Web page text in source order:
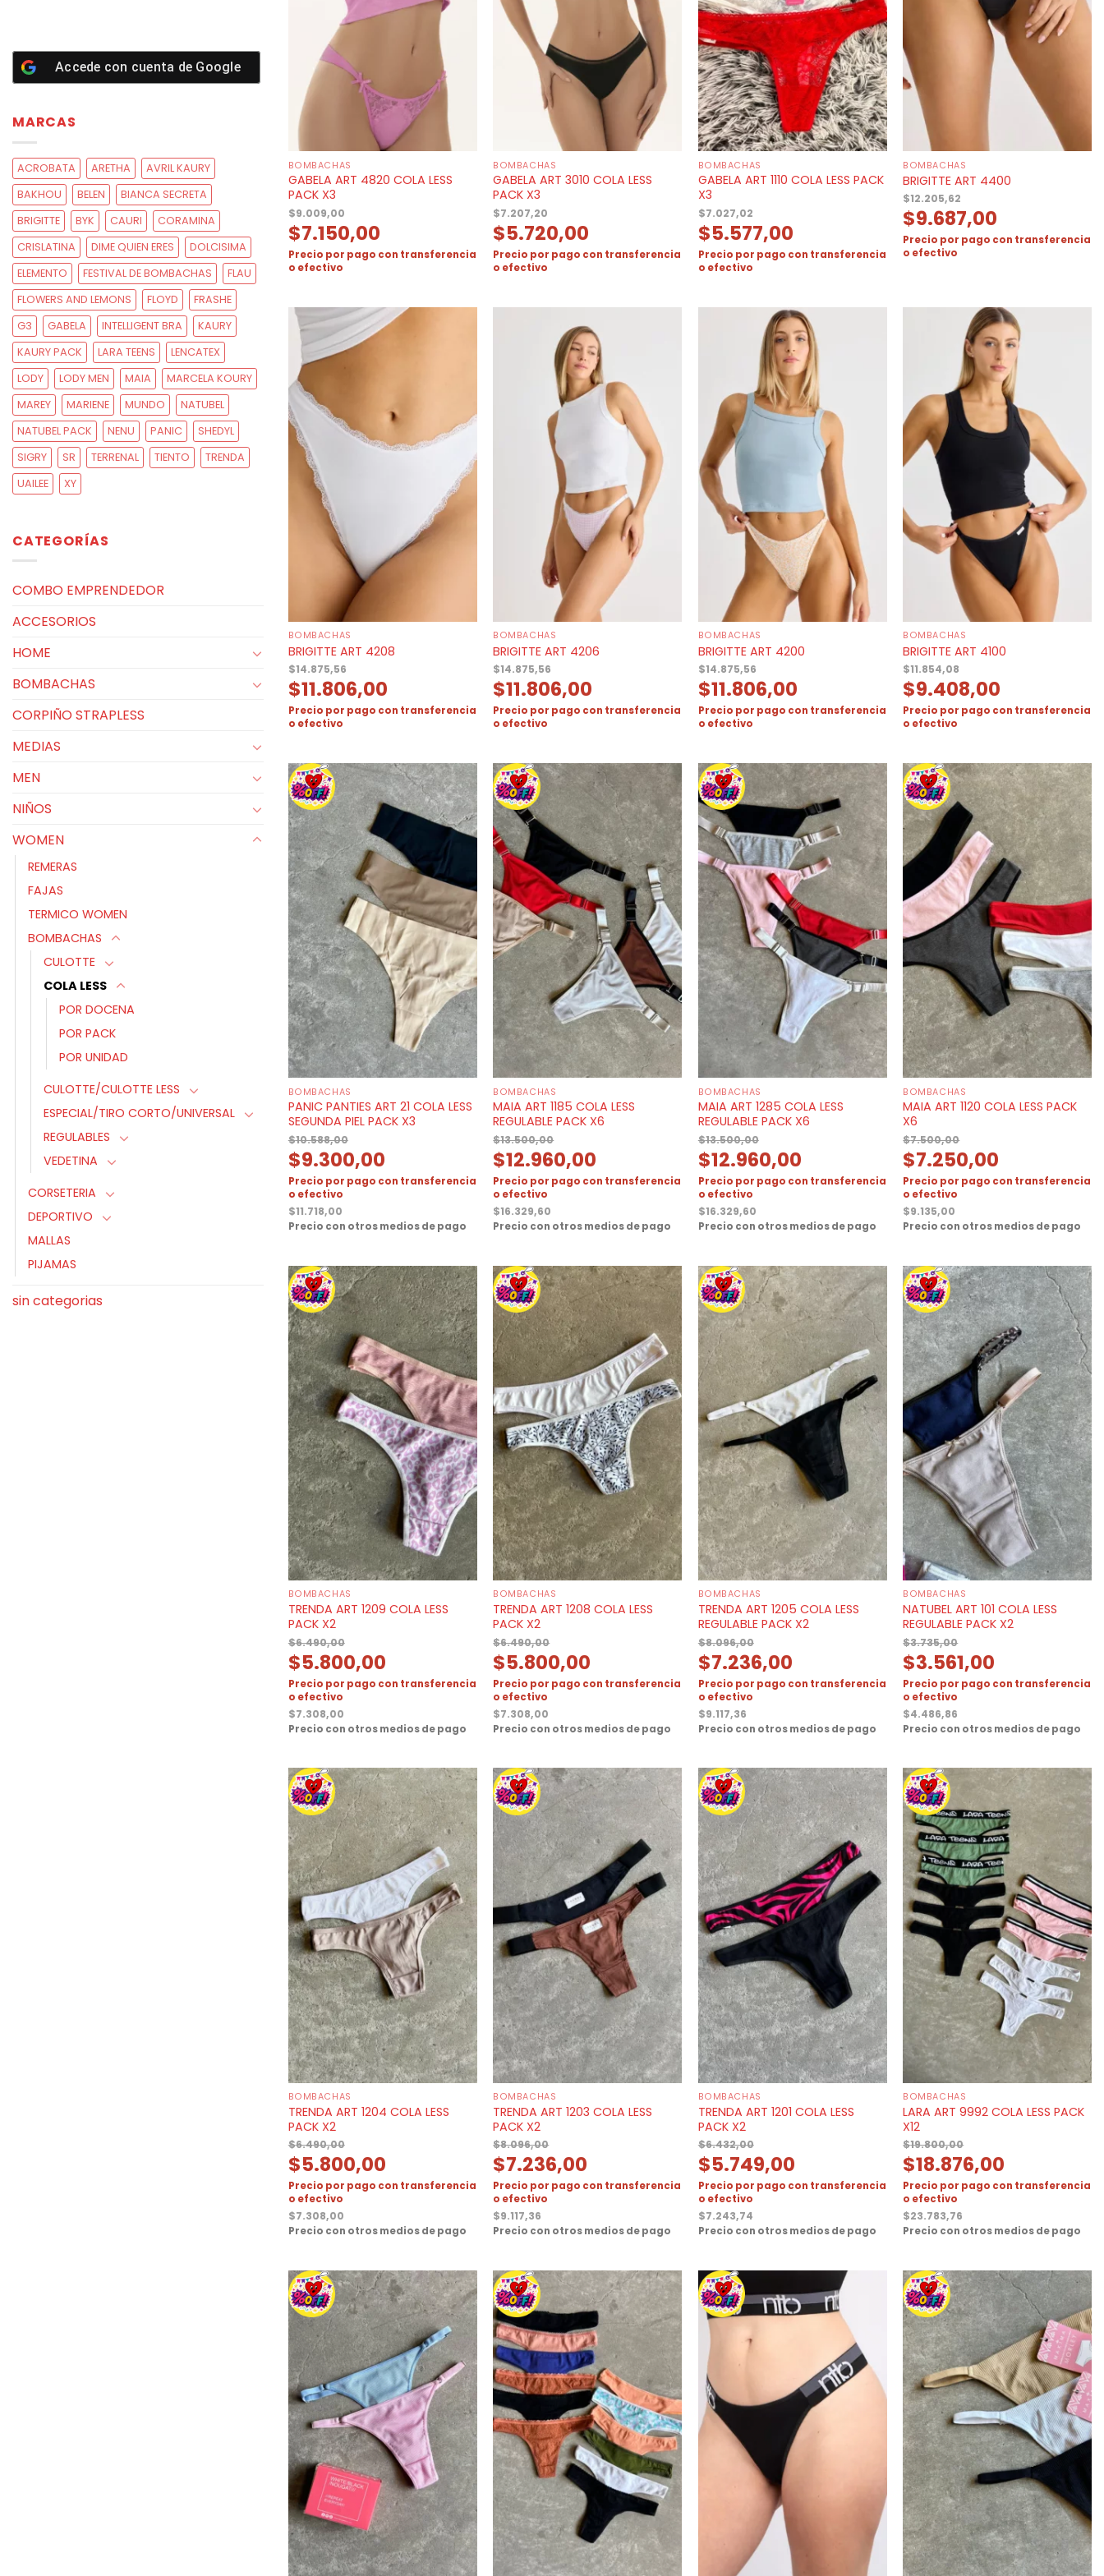
Accede con cuenta de Google
MARCAS
ACROBATA ARETHA
AVRIL KAURY
BAKHOU
BELEN
BIANCA SECRETA
BRIGITTE
BYK CAURI
CORAMINA
CRISLATINA
DIME QUIEN ERES
DOLCISIMA
ELEMENTO
FESTIVAL DE BOMBACHAS
FLAU
FLOWERS AND LEMONS
FLOYD
FRASHE
G3
GABELA INTELLIGENT BRA
KAURY
KAURY PACK
LARA TEENS
LENCATEX
LODY
LODY MEN MAIA
MARCELA KOURY
MAREY
MARIENE MUNDO
NATUBEL
NATUBEL PACK
NENU PANIC
SHEDYL
SIGRY
SR TERRENAL TIENTO
TRENDA
UAILEE
XY
CATEGORÍAS
COMBO EMPRENDEDOR
ACCESORIOS
HOME
BOMBACHAS
CORPIÑO STRAPLESS
MEDIAS
MEN
NIÑOS
WOMEN
REMERAS
FAJAS
TERMICO WOMEN
BOMBACHAS
CULOTTE
COLA LESS
POR DOCENA
POR PACK
POR UNIDAD
CULOTTE/CULOTTE LESS
ESPECIAL/TIRO CORTO/UNIVERSAL
REGULABLES
VEDETINA
CORSETERIA
DEPORTIVO
MALLAS
PIJAMAS
sin categorias
BOMBACHAS
GABELA ART 4820 COLA LESS
PACK X3
$9.009,00
$7.150,00
Precio por pago con transferencia
o efectivo
BOMBACHAS
GABELA ART 3010 COLA LESS
PACK X3
$7.207,20
$5.720,00
Precio por pago con transferencia
o efectivo
BOMBACHAS
GABELA ART 1110 COLA LESS PACK
X3
$7.027,02
$5.577,00
Precio por pago con transferencia
o efectivo
BOMBACHAS
BRIGITTE ART 4400
$12.205,62
$9.687,00
Precio por pago con transferencia
o efectivo
BOMBACHAS
BRIGITTE ART 4208
$14.875,56
$11.806,00
Precio por pago con transferencia
o efectivo
BOMBACHAS
BRIGITTE ART 4206
$14.875,56
$11.806,00
Precio por pago con transferencia
o efectivo
BOMBACHAS
BRIGITTE ART 4200
$14.875,56
$11.806,00
Precio por pago con transferencia
o efectivo
BOMBACHAS
BRIGITTE ART 4100
$11.854,08
$9.408,00
Precio por pago con transferencia
o efectivo
BOMBACHAS
PANIC PANTIES ART 21 COLA LESS
SEGUNDA PIEL PACK X3
$10.588,00
$9.300,00
Precio por pago con transferencia
o efectivo
$11.718,00
Precio con otros medios de pago
BOMBACHAS
MAIA ART 1185 COLA LESS
REGULABLE PACK X6
$13.500,00
$12.960,00
Precio por pago con transferencia
o efectivo
$16.329,60
Precio con otros medios de pago
BOMBACHAS
MAIA ART 1285 COLA LESS
REGULABLE PACK X6
$13.500,00
$12.960,00
Precio por pago con transferencia
o efectivo
$16.329,60
Precio con otros medios de pago
BOMBACHAS
MAIA ART 1120 COLA LESS PACK
X6
$7.500,00
$7.250,00
Precio por pago con transferencia
o efectivo
$9.135,00
Precio con otros medios de pago
BOMBACHAS
TRENDA ART 1209 COLA LESS
PACK X2
$6.490,00
$5.800,00
Precio por pago con transferencia
o efectivo
$7.308,00
Precio con otros medios de pago
BOMBACHAS
TRENDA ART 1208 COLA LESS
PACK X2
$6.490,00
$5.800,00
Precio por pago con transferencia
o efectivo
$7.308,00
Precio con otros medios de pago
BOMBACHAS
TRENDA ART 1205 COLA LESS
REGULABLE PACK X2
$8.096,00
$7.236,00
Precio por pago con transferencia
o efectivo
$9.117,36
Precio con otros medios de pago
BOMBACHAS
NATUBEL ART 101 COLA LESS
REGULABLE PACK X2
$3.735,00
$3.561,00
Precio por pago con transferencia
o efectivo
$4.486,86
Precio con otros medios de pago
BOMBACHAS
TRENDA ART 1204 COLA LESS
PACK X2
$6.490,00
$5.800,00
Precio por pago con transferencia
o efectivo
$7.308,00
Precio con otros medios de pago
BOMBACHAS
TRENDA ART 1203 COLA LESS
PACK X2
$8.096,00
$7.236,00
Precio por pago con transferencia
o efectivo
$9.117,36
Precio con otros medios de pago
BOMBACHAS
TRENDA ART 1201 COLA LESS
PACK X2
$6.432,00
$5.749,00
Precio por pago con transferencia
o efectivo
$7.243,74
Precio con otros medios de pago
BOMBACHAS
LARA ART 9992 COLA LESS PACK
X12
$19.800,00
$18.876,00
Precio por pago con transferencia
o efectivo
$23.783,76
Precio con otros medios de pago